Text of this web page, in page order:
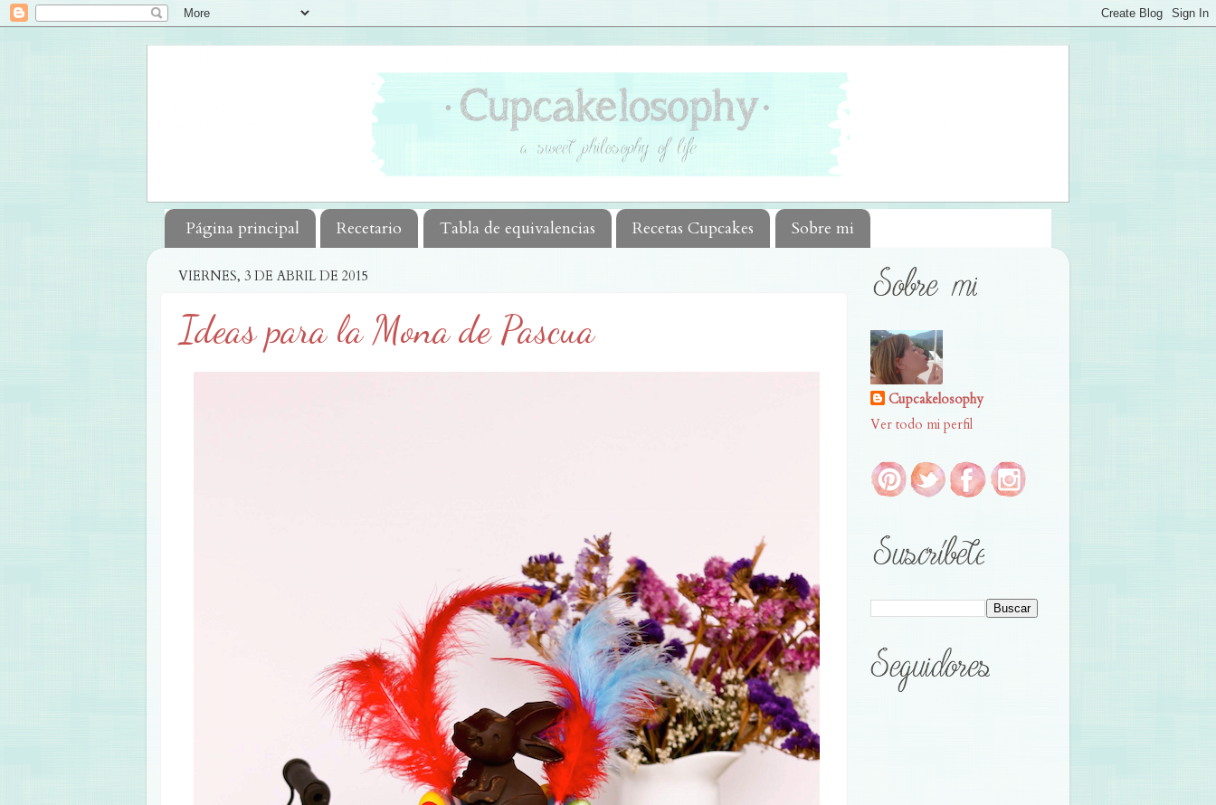
Página principal Recetario Tabla de equivalencias Recetas Cupcakes Sobre mi
VIERNES, 3 DE ABRIL DE 2015
Ideas para la Mona de Pascua
Cupcakelosophy
Ver todo mi perfil